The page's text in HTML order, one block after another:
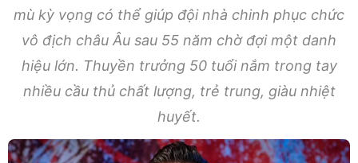
mù kỳ vọng có thể giúp đội nhà chinh phục chức
vô địch châu Âu sau 55 năm chờ đợi một danh
hiệu lớn. Thuyền trưởng 50 tuổi nắm trong tay
nhiều cầu thủ chất lượng, trẻ trung, giàu nhiệt
huyết.